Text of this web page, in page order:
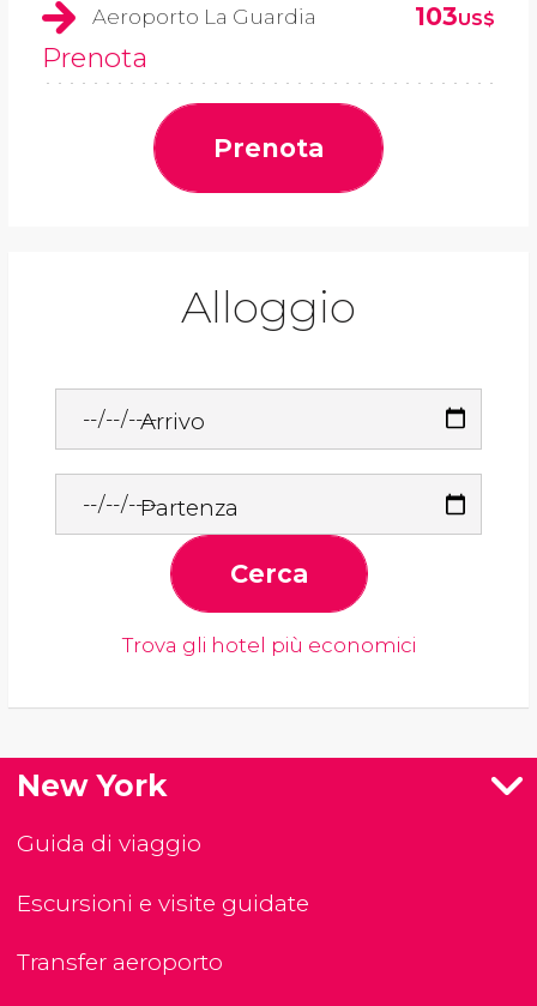
Aeroporto La Guardia
103US$
Prenota
Prenota
Alloggio
Arrivo
Partenza
Cerca
Trova gli hotel più economici
New York
Guida di viaggio
Escursioni e visite guidate
Transfer aeroporto